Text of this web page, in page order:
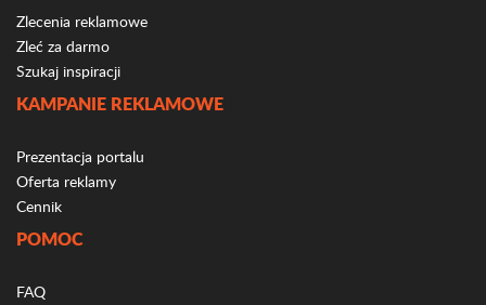
Zlecenia reklamowe
Zleć za darmo
Szukaj inspiracji
KAMPANIE REKLAMOWE
Prezentacja portalu
Oferta reklamy
Cennik
POMOC
FAQ